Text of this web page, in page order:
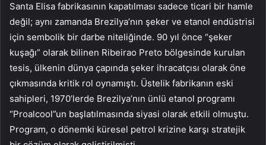
Santa Elisa fabrikasının kapatılması sadece ticari bir hamle
değil; aynı zamanda Brezilya’nın şeker ve etanol endüstrisi
için sembolik bir darbe niteliğinde. 90 yıl önce “şeker
kuşağı” olarak bilinen Ribeirao Preto bölgesinde kurulan
tesis, ülkenin dünya çapında şeker ihracatçısı olarak öne
çıkmasında kritik rol oynamıştı. Üstelik fabrikanın eski
sahipleri, 1970’lerde Brezilya’nın ünlü etanol programı
“Proalcool”un başlatılmasında siyasi olarak etkili olmuştu.
Program, o dönemki küresel petrol krizine karşı stratejik